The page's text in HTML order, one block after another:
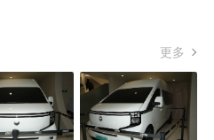
更多